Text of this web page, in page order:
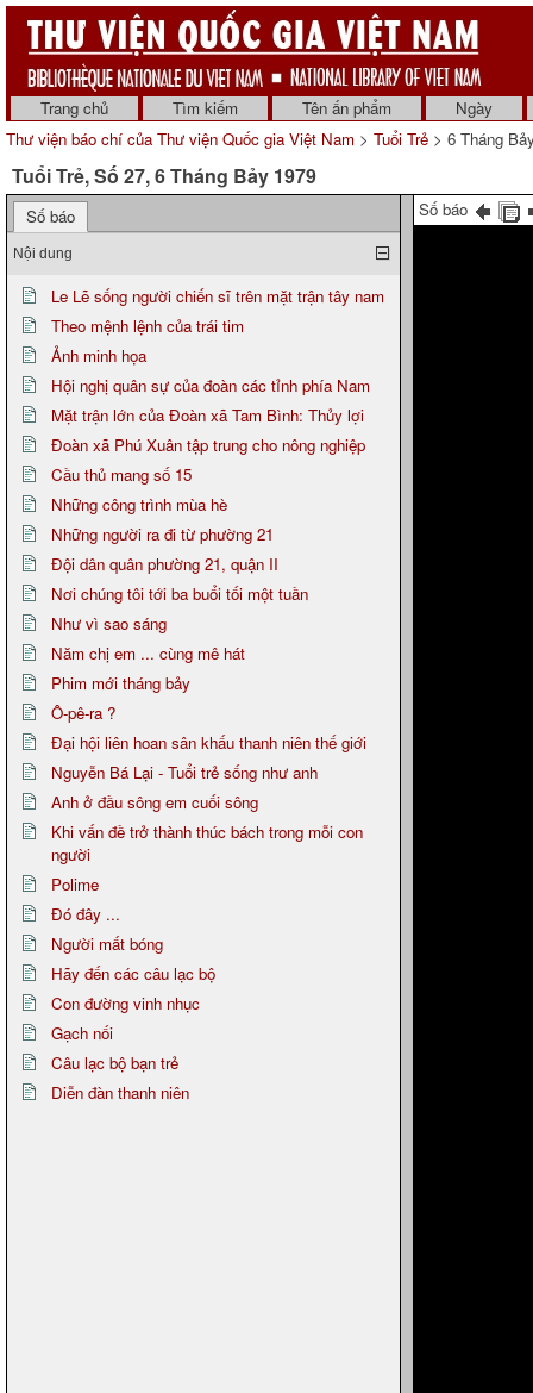
Trang chủ Tìm kiếm Tên ấn phẩm
Ngày
Thư viện báo chí của Thư viện Quốc gia Việt Nam > Tuổi Trẻ > 6 Tháng
Tuổi Trẻ, Số 27, 6 Tháng Bảy 1979
Số báo
Nội dung
Le Lẽ sống người chiến sĩ trên mặt trận tây nam
Theo mệnh lệnh của trái tim
Ảnh minh họa
Hội nghị quân sự của đoàn các tỉnh phía Nam
Mặt trận lớn của Đoàn xã Tam Bình: Thủy lợi
Đoàn xã Phú Xuân tập trung cho nông nghiệp
Cầu thủ mang số 15
Những công trình mùa hè
Những người ra đi từ phường 21
Đội dân quân phường 21, quận II
Nơi chúng tôi tới ba buổi tối một tuần
Như vì sao sáng
Năm chị em ... cùng mê hát
Phim mới tháng bảy
Ô-pê-ra ?
Đại hội liên hoan sân khấu thanh niên thế giới
Nguyễn Bá Lại - Tuổi trẻ sống như anh
Anh ở đầu sông em cuối sông
Khi vấn đề trở thành thúc bách trong mỗi con
người
Polime
Đó đây ...
Người mất bóng
Hãy đến các câu lạc bộ
Con đường vinh nhục
Gạch nối
Câu lạc bộ bạn trẻ
Diễn đàn thanh niên
Số báo